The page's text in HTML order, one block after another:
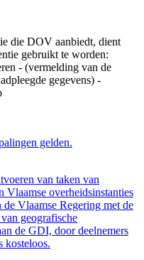
die DOV aanbiedt, dient
gebruikt te worden:
- (vermelding van de
gegevens) -
gelden.
van taken van
Vlaamse overheidsinstanties
Vlaamse Regering met de
geografische
de GDI, door deelnemers
kosteloos.